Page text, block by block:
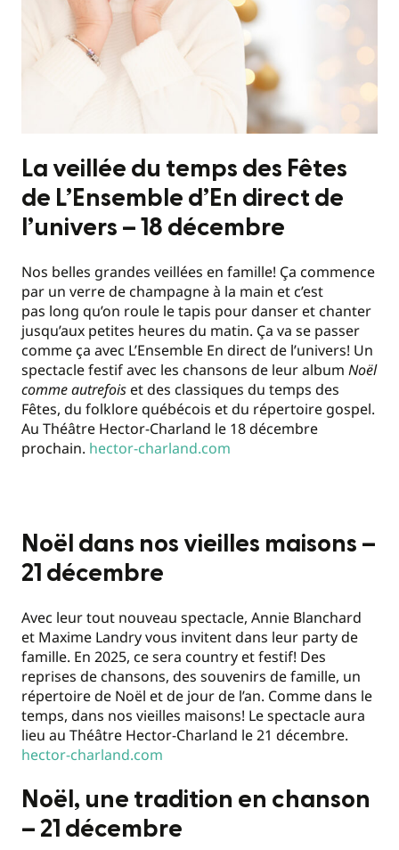
La veillée du temps des Fêtes
de L’Ensemble d’En direct de
l’univers – 18 décembre
Nos belles grandes veillées en famille! Ça commence
par un verre de champagne à la main et c’est
pas long qu’on roule le tapis pour danser et chanter
jusqu’aux petites heures du matin. Ça va se passer
comme ça avec L’Ensemble En direct de l’univers! Un
spectacle festif avec les chansons de leur album Noël
comme autrefois et des classiques du temps des
Fêtes, du folklore québécois et du répertoire gospel.
Au Théâtre Hector-Charland le 18 décembre
prochain. hector-charland.com
Noël dans nos vieilles maisons –
21 décembre
Avec leur tout nouveau spectacle, Annie Blanchard
et Maxime Landry vous invitent dans leur party de
famille. En 2025, ce sera country et festif! Des
reprises de chansons, des souvenirs de famille, un
répertoire de Noël et de jour de l’an. Comme dans le
temps, dans nos vieilles maisons! Le spectacle aura
lieu au Théâtre Hector-Charland le 21 décembre.
hector-charland.com
Noël, une tradition en chanson
– 21 décembre